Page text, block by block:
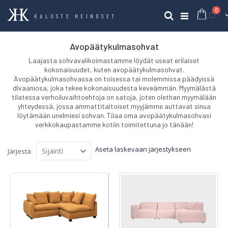
KALUSTE HEINOSET
0
Haku
Avopäätykulmasohvat
Laajasta sohvavalikoimastamme löydät useat erilaiset
kokonaisuudet, kuten avopäätykulmasohvat.
Avopäätykulmasohvassa on toisessa tai molemmissa päädyissä
divaaniosa, joka tekee kokonaisuudesta keveämmän. Myymälästä
tilatessa verhoiluvaihtoehtoja on satoja, joten olethan myymälään
yhteydessä, jossa ammattitaitoiset myyjämme auttavat sinua
löytämään unelmiesi sohvan. Tilaa oma avopäätykulmasohvasi
verkkokaupastamme kotiin toimitettuna jo tänään!
Järjestä Aseta laskevaan järjestykseen